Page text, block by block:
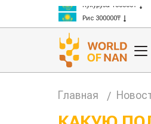
Кукуруза 150000₸
Рис 300000₸
Главная